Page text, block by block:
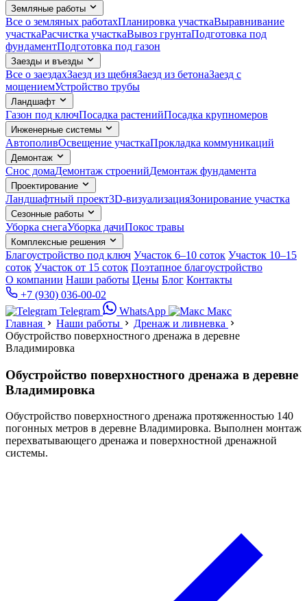
Земляные работы
Все о земляных работахПланировка участкаВыравнивание
участкаРасчистка участкаВывоз грунтаПодготовка под
фундаментПодготовка под газон
Заезды и въезды
Все о заездахЗаезд из щебняЗаезд из бетонаЗаезд с
мощениемУстройство трубы
Ландшафт
Газон под ключПосадка растенийПосадка крупномеров
Инженерные системы
АвтополивОсвещение участкаПрокладка коммуникаций
Демонтаж
Снос домаДемонтаж строенийДемонтаж фундамента
Проектирование
Ландшафтный проект3D-визуализацияЗонирование участка
Сезонные работы
Уборка снегаУборка дачиПокос травы
Комплексные решения
Благоустройство под ключ Участок 6–10 соток Участок 10–15
соток Участок от 15 соток Поэтапное благоустройство
О компании Наши работы Цены Блог Контакты
+7 (930) 036-00-02
Telegram
WhatsApp
Макс
Главная
Наши работы
Дренаж и ливневка
Обустройство поверхностного дренажа в деревне
Владимировка
Обустройство поверхностного дренажа в деревне
Владимировка
Обустройство поверхностного дренажа протяженностью 140
погонных метров в деревне Владимировка. Выполнен монтаж
перехватывающего дренажа и поверхностной дренажной
системы.